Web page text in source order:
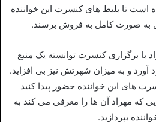
تا بلیط‌ های کنسرت این خواننده
به صورت کامل به فروش برسند.
با برگزاری کنسرت توانسته یک منبع
و به میزان شهرتش نیز بی افزاید.
های این خواننده حضور پیدا کنید
که مهراد آن ها را معرفی می‌ کند به
بپردازید.